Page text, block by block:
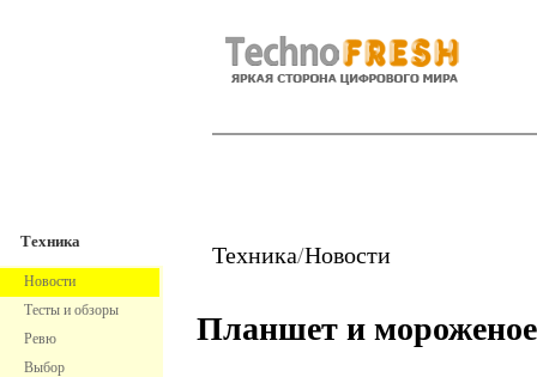
Техника
Новости
Тесты и обзоры
Ревю
Выбор
Техника/Новости
Планшет и мороженое